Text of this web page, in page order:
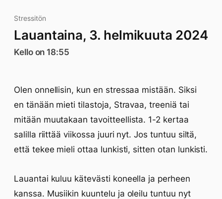
Stressitön
Lauantaina, 3. helmikuuta 2024
Kello on 18:55
Olen onnellisin, kun en stressaa mistään. Siksi
en tänään mieti tilastoja, Stravaa, treeniä tai
mitään muutakaan tavoitteellista. 1-2 kertaa
salilla riittää viikossa juuri nyt. Jos tuntuu siltä,
että tekee mieli ottaa lunkisti, sitten otan lunkisti.
Lauantai kuluu kätevästi koneella ja perheen
kanssa. Musiikin kuuntelu ja oleilu tuntuu nyt